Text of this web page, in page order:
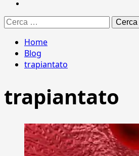
Ricerca
per:
Home
Blog
trapiantato
trapiantato